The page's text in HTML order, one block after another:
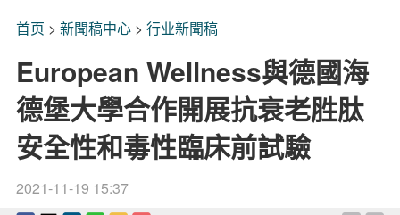
首页 > 新聞稿中心> 行业新聞稿
European Wellness與德國海
德堡大學合作開展抗衰老胜肽
安全性和毒性臨床前試驗
2021-11-19 15:37